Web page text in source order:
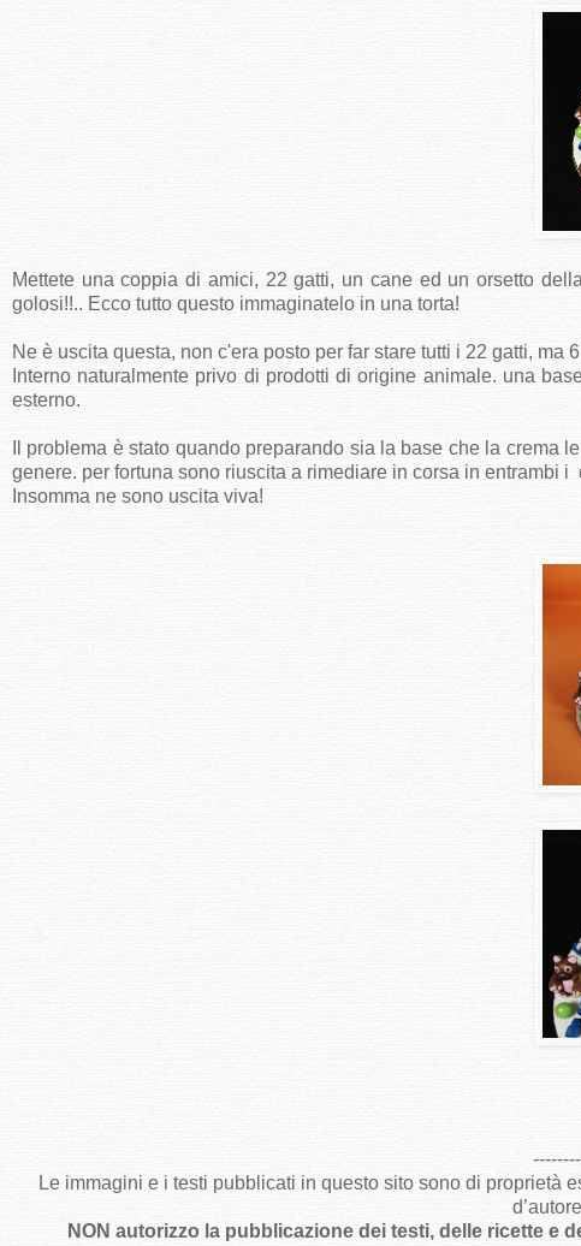
Mettete una coppia di amici, 22 gatti, un cane ed un orsetto
golosi!!.. Ecco tutto questo immaginatelo in una torta!
Ne è uscita questa, non c'era posto per far stare tutti i 22 gatti,
Interno naturalmente privo di prodotti di origine animale. una
esterno.
Il problema è stato quando preparando sia la base che la crema
genere. per fortuna sono riuscita a rimediare in corsa in entrambi i
Insomma ne sono uscita viva!
Le immagini e i testi pubblicati in questo sito sono di proprietà
NON autorizzo la pubblicazione dei testi, delle ricette e